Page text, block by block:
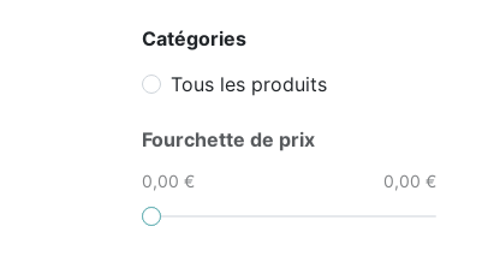
Catégories
Tous les produits
Fourchette de prix
0,00 € 0,00 €